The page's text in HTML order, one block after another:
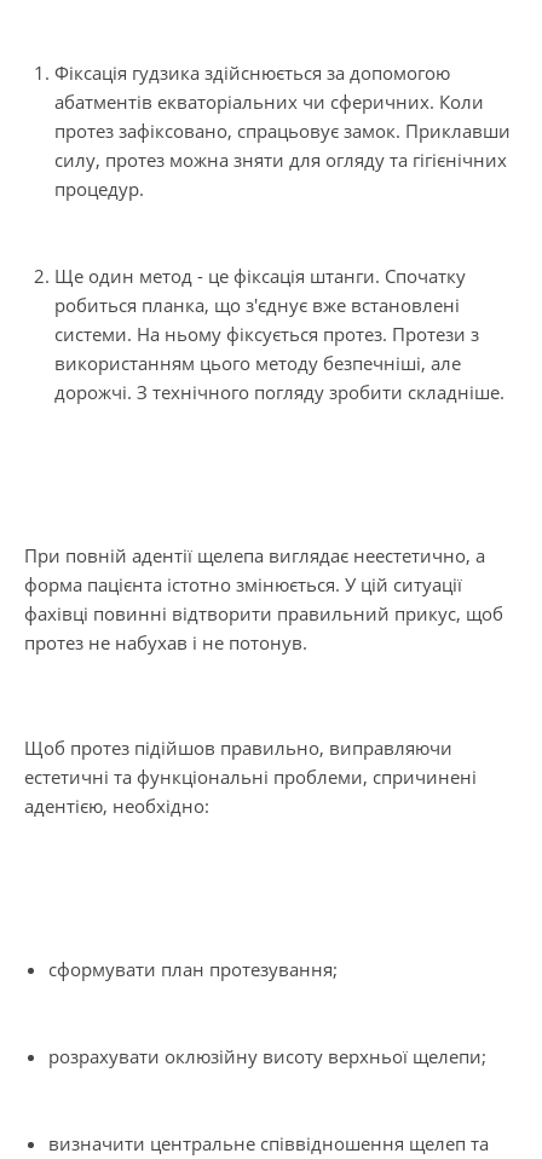
Фіксація гудзика здійснюється за допомогою
абатментів екваторіальних чи сферичних. Коли
протез зафіксовано, спрацьовує замок. Приклавши
силу, протез можна зняти для огляду та гігієнічних
процедур.
Ще один метод - це фіксація штанги. Спочатку
робиться планка, що з'єднує вже встановлені
системи. На ньому фіксується протез. Протези з
використанням цього методу безпечніші, але
дорожчі. З технічного погляду зробити складніше.
При повній адентії щелепа виглядає неестетично, а
форма пацієнта істотно змінюється. У цій ситуації
фахівці повинні відтворити правильний прикус, щоб
протез не набухав і не потонув.
Щоб протез підійшов правильно, виправляючи
естетичні та функціональні проблеми, спричинені
адентією, необхідно:
сформувати план протезування;
розрахувати оклюзійну висоту верхньої щелепи;
визначити центральне співвідношення щелеп та